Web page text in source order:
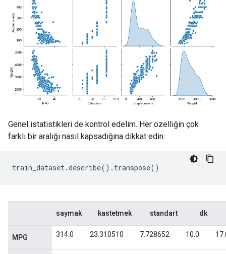
Genel istatistikleri de kontrol edelim. Her özelliğin çok
farklı bir aralığı nasıl kapsadığına dikkat edin:
train_dataset.describe(). transpose()